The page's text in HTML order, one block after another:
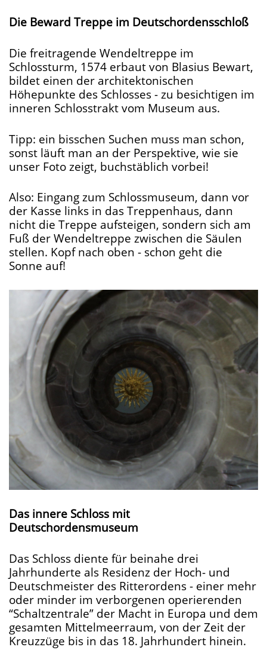
Die Beward Treppe im Deutschordensschloß
Die freitragende Wendeltreppe im
Schlossturm, 1574 erbaut von Blasius Bewart,
bildet einen der architektonischen
Höhepunkte des Schlosses - zu besichtigen im
inneren Schlosstrakt vom Museum aus.
Tipp: ein bisschen Suchen muss man schon,
sonst läuft man an der Perspektive, wie sie
unser Foto zeigt, buchstäblich vorbei!
Also: Eingang zum Schlossmuseum, dann vor
der Kasse links in das Treppenhaus, dann
nicht die Treppe aufsteigen, sondern sich am
Fuß der Wendeltreppe zwischen die Säulen
stellen. Kopf nach oben - schon geht die
Sonne auf!
Das innere Schloss mit
Deutschordensmuseum
Das Schloss diente für beinahe drei
Jahrhunderte als Residenz der Hoch- und
Deutschmeister des Ritterordens - einer mehr
oder minder im verborgenen operierenden
“Schaltzentrale” der Macht in Europa und dem
gesamten Mittelmeerraum, von der Zeit der
Kreuzzüge bis in das 18. Jahrhundert hinein.